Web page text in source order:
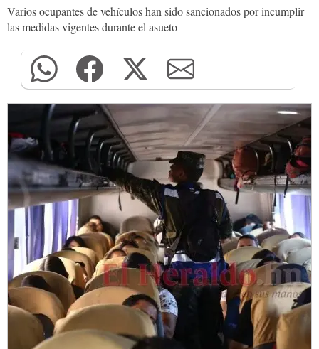
Varios ocupantes de vehículos han sido sancionados por incumplir
las medidas vigentes durante el asueto